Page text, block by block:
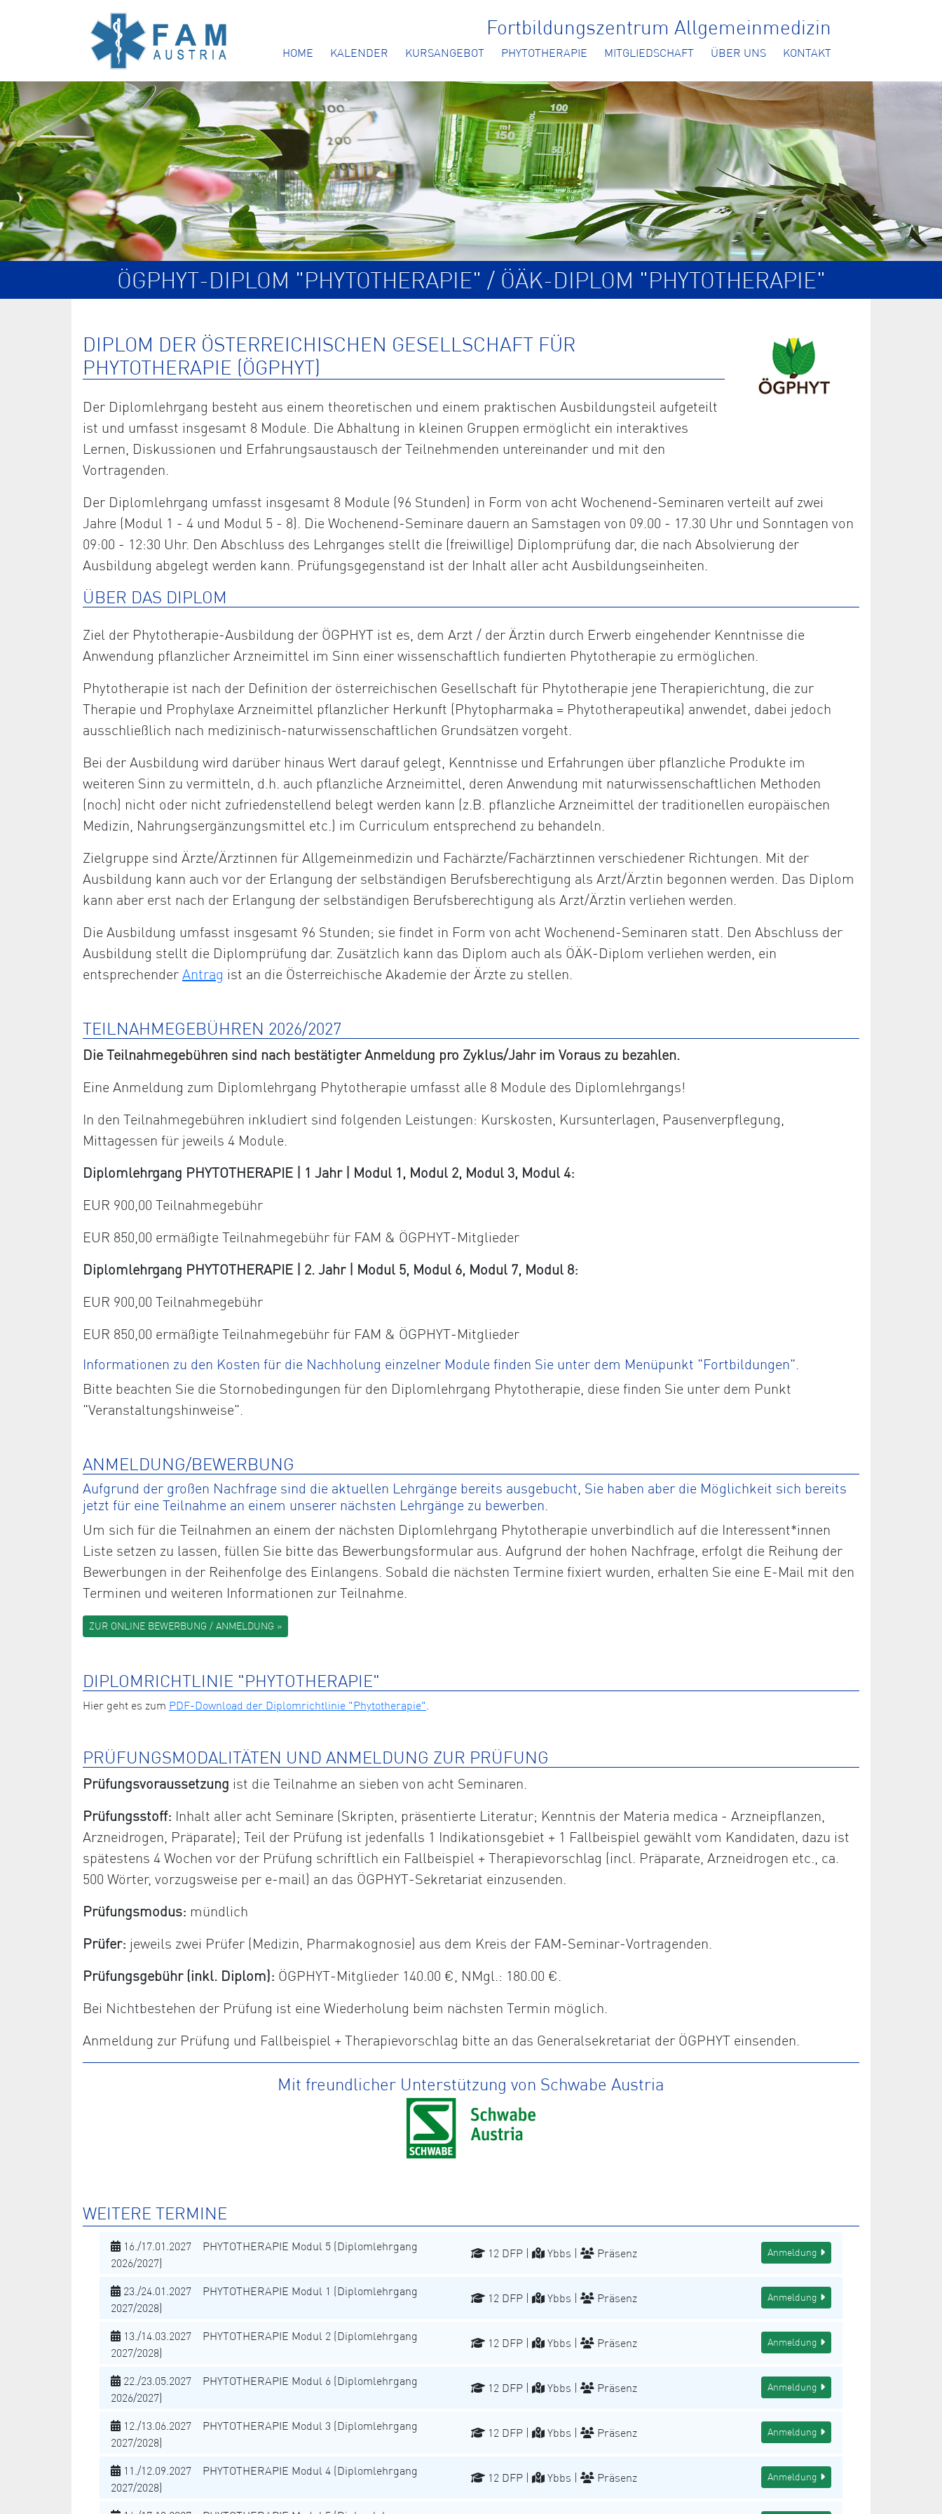
Fortbildungszentrum Allgemeinmedizin
HOME KALENDER KURSANGEBOT PHYTOTHERAPIE MITGLIEDSCHAFT ÜBER UNS KONTAKT
ÖGPHYT-DIPLOM "PHYTOTHERAPIE" / ÖÄK-DIPLOM "PHYTOTHERAPIE"
DIPLOM DER ÖSTERREICHISCHEN GESELLSCHAFT FÜR
PHYTOTHERAPIE (ÖGPHYT)
Der Diplomlehrgang besteht aus einem theoretischen und einem praktischen Ausbildungsteil aufgeteilt
ist und umfasst insgesamt 8 Module. Die Abhaltung in kleinen Gruppen ermöglicht ein interaktives
Lernen, Diskussionen und Erfahrungsaustausch der Teilnehmenden untereinander und mit den
Vortragenden.
Der Diplomlehrgang umfasst insgesamt 8 Module (96 Stunden) in Form von acht Wochenend-Seminaren verteilt auf zwei
Jahre (Modul 1 - 4 und Modul 5 - 8). Die Wochenend-Seminare dauern an Samstagen von 09.00 - 17.30 Uhr und Sonntagen von
09:00 - 12:30 Uhr. Den Abschluss des Lehrganges stellt die (freiwillige) Diplomprüfung dar, die nach Absolvierung der
Ausbildung abgelegt werden kann. Prüfungsgegenstand ist der Inhalt aller acht Ausbildungseinheiten.
ÜBER DAS DIPLOM
Ziel der Phytotherapie-Ausbildung der ÖGPHYT ist es, dem Arzt / der Ärztin durch Erwerb eingehender Kenntnisse die
Anwendung pflanzlicher Arzneimittel im Sinn einer wissenschaftlich fundierten Phytotherapie zu ermöglichen.
Phytotherapie ist nach der Definition der österreichischen Gesellschaft für Phytotherapie jene Therapierichtung, die zur
Therapie und Prophylaxe Arzneimittel pflanzlicher Herkunft (Phytopharmaka = Phytotherapeutika) anwendet, dabei jedoch
ausschließlich nach medizinisch-naturwissenschaftlichen Grundsätzen vorgeht.
Bei der Ausbildung wird darüber hinaus Wert darauf gelegt, Kenntnisse und Erfahrungen über pflanzliche Produkte im
weiteren Sinn zu vermitteln, d.h. auch pflanzliche Arzneimittel, deren Anwendung mit naturwissenschaftlichen Methoden
(noch) nicht oder nicht zufriedenstellend belegt werden kann (z.B. pflanzliche Arzneimittel der traditionellen europäischen
Medizin, Nahrungsergänzungsmittel etc.) im Curriculum entsprechend zu behandeln.
Zielgruppe sind Ärzte/Ärztinnen für Allgemeinmedizin und Fachärzte/Fachärztinnen verschiedener Richtungen. Mit der
Ausbildung kann auch vor der Erlangung der selbständigen Berufsberechtigung als Arzt/Ärztin begonnen werden. Das Diplom
kann aber erst nach der Erlangung der selbständigen Berufsberechtigung als Arzt/Ärztin verliehen werden.
Die Ausbildung umfasst insgesamt 96 Stunden; sie findet in Form von acht Wochenend-Seminaren statt. Den Abschluss der
Ausbildung stellt die Diplomprüfung dar. Zusätzlich kann das Diplom auch als ÖÄK-Diplom verliehen werden, ein
entsprechender Antrag ist an die Österreichische Akademie der Ärzte zu stellen.
TEILNAHMEGEBÜHREN 2026/2027
Die Teilnahmegebühren sind nach bestätigter Anmeldung pro Zyklus/Jahr im Voraus zu bezahlen.
Eine Anmeldung zum Diplomlehrgang Phytotherapie umfasst alle 8 Module des Diplomlehrgangs!
In den Teilnahmegebühren inkludiert sind folgenden Leistungen: Kurskosten, Kursunterlagen, Pausenverpflegung,
Mittagessen für jeweils 4 Module.
Diplomlehrgang PHYTOTHERAPIE | 1 Jahr | Modul 1, Modul 2, Modul 3, Modul 4:
EUR 900,00 Teilnahmegebühr
EUR 850,00 ermäßigte Teilnahmegebühr für FAM & ÖGPHYT-Mitglieder
Diplomlehrgang PHYTOTHERAPIE | 2. Jahr | Modul 5, Modul 6, Modul 7, Modul 8:
EUR 900,00 Teilnahmegebühr
EUR 850,00 ermäßigte Teilnahmegebühr für FAM & ÖGPHYT-Mitglieder
Informationen zu den Kosten für die Nachholung einzelner Module finden Sie unter dem Menüpunkt "Fortbildungen".
Bitte beachten Sie die Stornobedingungen für den Diplomlehrgang Phytotherapie, diese finden Sie unter dem Punkt
"Veranstaltungshinweise".
ANMELDUNG/BEWERBUNG
Aufgrund der großen Nachfrage sind die aktuellen Lehrgänge bereits ausgebucht, Sie haben aber die Möglichkeit sich bereits
jetzt für eine Teilnahme an einem unserer nächsten Lehrgänge zu bewerben.
Um sich für die Teilnahmen an einem der nächsten Diplomlehrgang Phytotherapie unverbindlich auf die Interessent*innen
Liste setzen zu lassen, füllen Sie bitte das Bewerbungsformular aus. Aufgrund der hohen Nachfrage, erfolgt die Reihung der
Bewerbungen in der Reihenfolge des Einlangens. Sobald die nächsten Termine fixiert wurden, erhalten Sie eine E-Mail mit den
Terminen und weiteren Informationen zur Teilnahme.
ZUR ONLINE BEWERBUNG / ANMELDUNG »
DIPLOMRICHTLINIE "PHYTOTHERAPIE"
Hier geht es zum PDF-Download der Diplomrichtlinie "Phytotherapie"
PRÜFUNGSMODALITÄTEN UND ANMELDUNG ZUR PRÜFUNG
Prüfungsvoraussetzung ist die Teilnahme an sieben von acht Seminaren.
Prüfungsstoff: Inhalt aller acht Seminare (Skripten, präsentierte Literatur; Kenntnis der Materia medica - Arzneipflanzen,
Arzneidrogen, Präparate); Teil der Prüfung ist jedenfalls 1 Indikationsgebiet + 1 Fallbeispiel gewählt vom Kandidaten, dazu ist
spätestens 4 Wochen vor der Prüfung schriftlich ein Fallbeispiel + Therapievorschlag (incl. Präparate, Arzneidrogen etc., ca.
500 Wörter, vorzugsweise per e-mail) an das ÖGPHYT-Sekretariat einzusenden.
Prüfungsmodus: mündlich
Prüfer: jeweils zwei Prüfer (Medizin, Pharmakognosie) aus dem Kreis der FAM-Seminar-Vortragenden.
Prüfungsgebühr (inkl. Diplom): ÖGPHYT-Mitglieder 140.00 €, NMgl.: 180.00 €.
Bei Nichtbestehen der Prüfung ist eine Wiederholung beim nächsten Termin möglich.
Anmeldung zur Prüfung und Fallbeispiel + Therapievorschlag bitte an das Generalsekretariat der ÖGPHYT einsenden.
Mit freundlicher Unterstützung von Schwabe Austria
WEITERE TERMINE
16./17.01.2027 PHYTOTHERAPIE Modul 5 (Diplomlehrgang
2026/2027)
12 DFP | Ybbs | Präsenz Anmeldung
23./24.01.2027 PHYTOTHERAPIE Modul 1 (Diplomlehrgang
2027/2028)
12 DFP | Ybbs | Präsenz Anmeldung
13./14.03.2027 PHYTOTHERAPIE Modul 2 (Diplomlehrgang
2027/2028)
12 DFP | Ybbs | Präsenz Anmeldung
22./23.05.2027 PHYTOTHERAPIE Modul 6 (Diplomlehrgang
2026/2027)
12 DFP | Ybbs | Präsenz Anmeldung
12./13.06.2027 PHYTOTHERAPIE Modul 3 (Diplomlehrgang
2027/2028)
12 DFP | Ybbs | Präsenz Anmeldung
11./12.09.2027 PHYTOTHERAPIE Modul 4 (Diplomlehrgang
2027/2028)
12 DFP | Ybbs | Präsenz Anmeldung